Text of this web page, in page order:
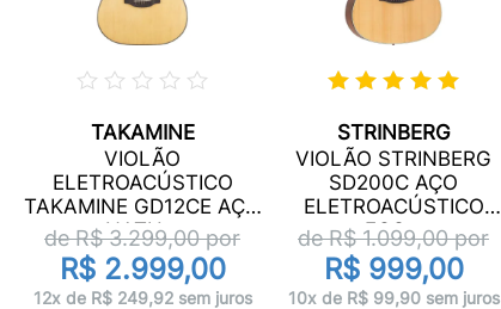
TAKAMINE
VIOLÃO
ELETROACÚSTICO
TAKAMINE GD12CE AÇO
NATU...
de R$3.299,00por
R$ 2.999,00
12x de R$ 249,92 sem juros
STRINBERG
VIOLÃO STRINBERG
SD200C AÇO
ELETROACÚSTICO
FOS...
de R$1.099,00por
R$ 999,00
10x de R$ 99,90 sem juros